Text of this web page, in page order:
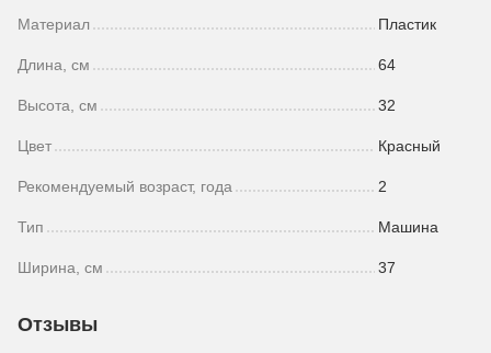
Материал Пластик
Длина, см 64
Высота, см 32
Цвет Красный
Рекомендуемый возраст, года 2
Тип Машина
Ширина, см 37
Отзывы